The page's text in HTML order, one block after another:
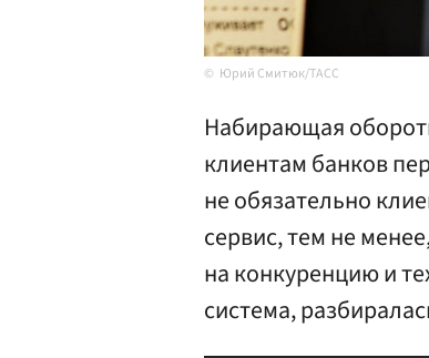
Юрий Смитюк/ТАСС
Набирающая
клиентам банков
не обязательно
сервис, тем не
на конкуренцию и
система,